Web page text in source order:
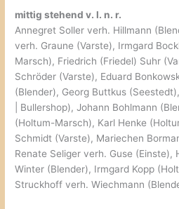
mittig stehend v. l. n. r.
Annegret Soller verh. Hillmann
verh. Graune (Varste), Irmgard
Marsch), Friedrich (Friedel) Suhr
Schröder (Varste), Eduard
(Blender), Georg Buttkus
| Bullershop), Johann Bohlmann
(Holtum-Marsch), Karl Henke
Schmidt (Varste), Mariechen
Renate Seliger verh. Guse (Einste),
Winter (Blender), Irmgard Kopp
Struckhoff verh. Wiechmann